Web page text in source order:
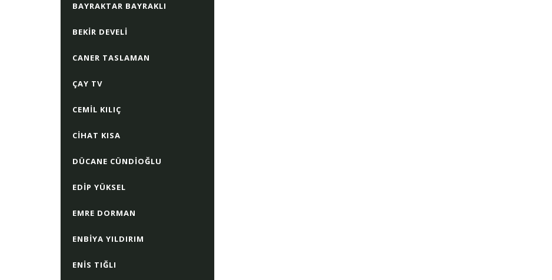
BAYRAKTAR BAYRAKLI
BEKIR DEVELI
CANER TASLAMAN
ÇAY TV
CEMIL KILIÇ
CIHAT KISA
DÜCANE CÜNDIOĞLU
EDIP YÜKSEL
EMRE DORMAN
ENBIYA YILDIRIM
ENIS TIĞLI